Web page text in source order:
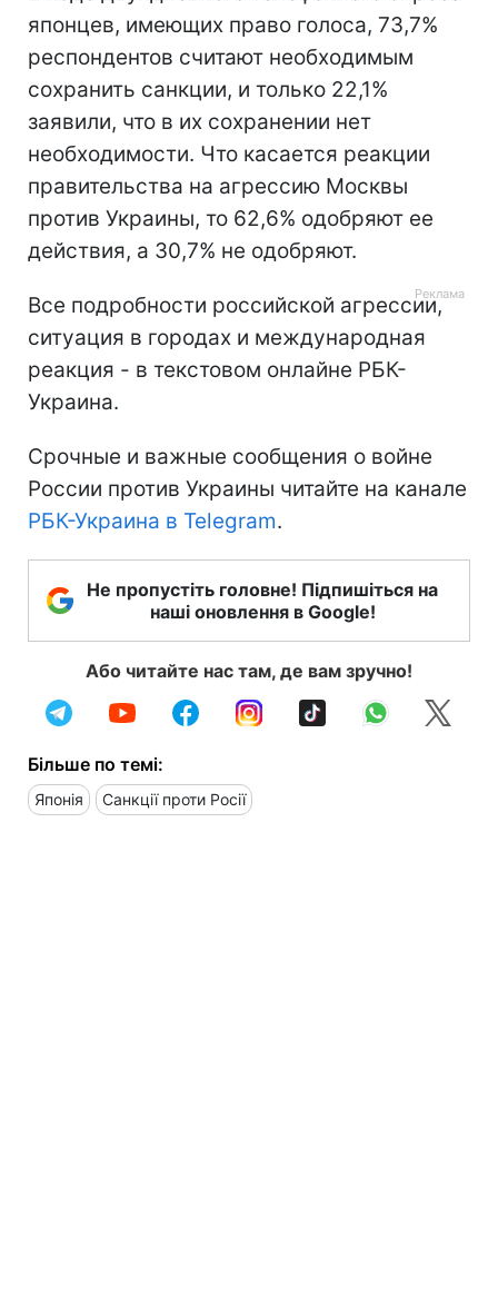
японцев, имеющих право голоса, 73,7%
респондентов считают необходимым
сохранить санкции, и только 22,1%
заявили, что в их сохранении нет
необходимости. Что касается реакции
правительства на агрессию Москвы
против Украины, то 62,6% одобряют ее
действия, а 30,7% не одобряют.
Все подробности российской агрессии,
ситуация в городах и международная
реакция - в текстовом онлайне РБК-
Украина.
Срочные и важные сообщения о войне
России против Украины читайте на канале
РБК-Украина в Telegram.
Не пропустіть головне! Підпишіться на
наші оновлення в Google!
Або читайте нас там, де вам зручно!
Більше по темі:
Японія Санкції проти Росії